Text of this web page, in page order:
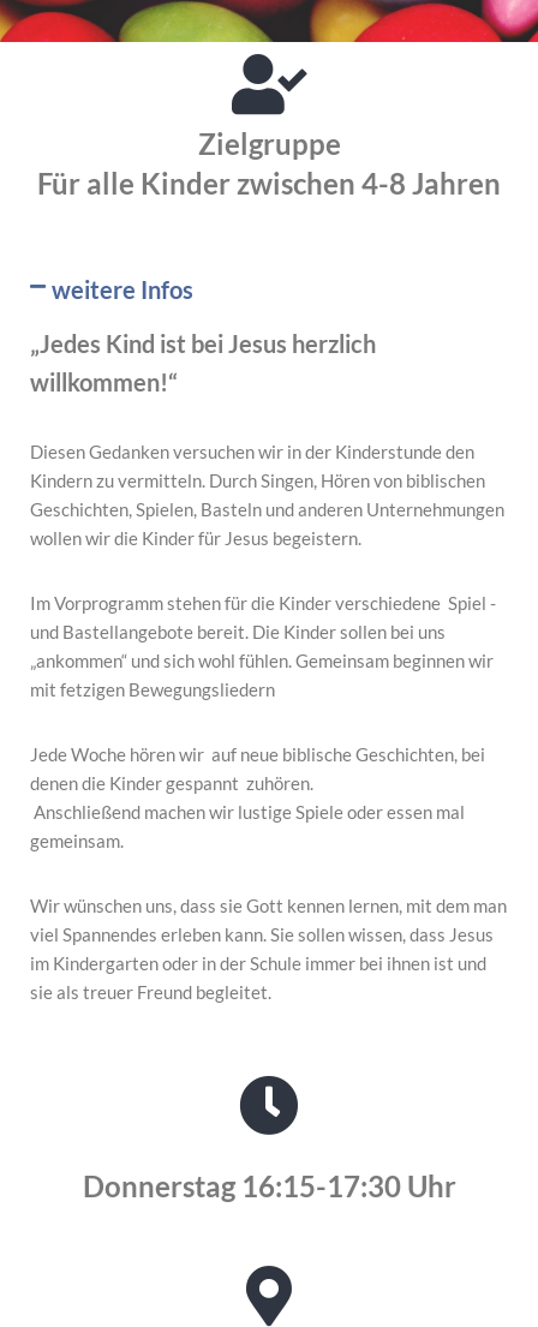
Zielgruppe
Für alle Kinder zwischen 4-8 Jahren
weitere Infos
„Jedes Kind ist bei Jesus herzlich
willkommen!“
Diesen Gedanken versuchen wir in der Kinderstunde den
Kindern zu vermitteln. Durch Singen, Hören von biblischen
Geschichten, Spielen, Basteln und anderen Unternehmungen
wollen wir die Kinder für Jesus begeistern.
Im Vorprogramm stehen für die Kinder verschiedene Spiel -
und Bastellangebote bereit. Die Kinder sollen bei uns
„ankommen“ und sich wohl fühlen. Gemeinsam beginnen wir
mit fetzigen Bewegungsliedern
Jede Woche hören wir auf neue biblische Geschichten, bei
denen die Kinder gespannt zuhören.
Anschließend machen wir lustige Spiele oder essen mal
gemeinsam.
Wir wünschen uns, dass sie Gott kennen lernen, mit dem man
viel Spannendes erleben kann. Sie sollen wissen, dass Jesus
im Kindergarten oder in der Schule immer bei ihnen ist und
sie als treuer Freund begleitet.
Donnerstag 16:15-17:30 Uhr